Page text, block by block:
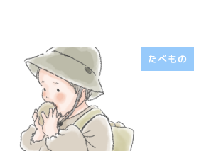
たべもの